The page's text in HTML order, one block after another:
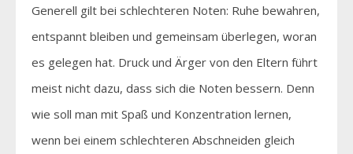
Generell gilt bei schlechteren Noten: Ruhe bewahren,
entspannt bleiben und gemeinsam überlegen, woran
es gelegen hat. Druck und Ärger von den Eltern führt
meist nicht dazu, dass sich die Noten bessern. Denn
wie soll man mit Spaß und Konzentration lernen,
wenn bei einem schlechteren Abschneiden gleich